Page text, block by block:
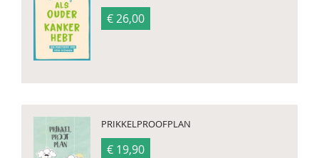
€ 26,00
PRIKKELPROOFPLAN
€ 19,90